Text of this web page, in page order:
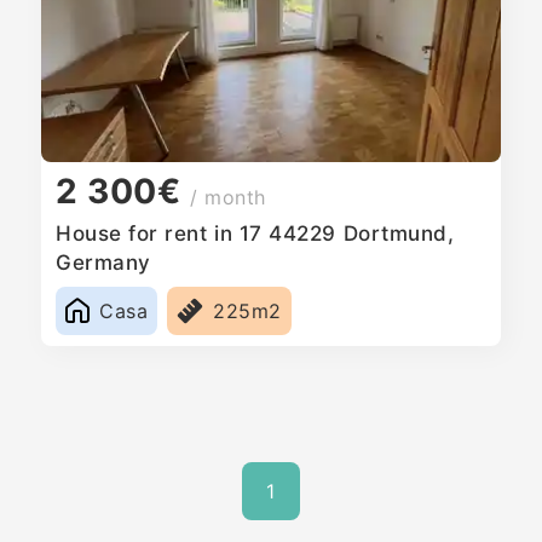
2 300€ / month
House for rent in 17 44229 Dortmund,
Germany
Casa
225m2
1